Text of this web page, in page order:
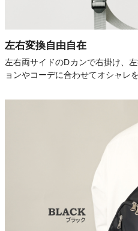
左右変換自由自在
左右両サイドのDカンで右掛け、
ョンやコーデに合わせてオシャレ